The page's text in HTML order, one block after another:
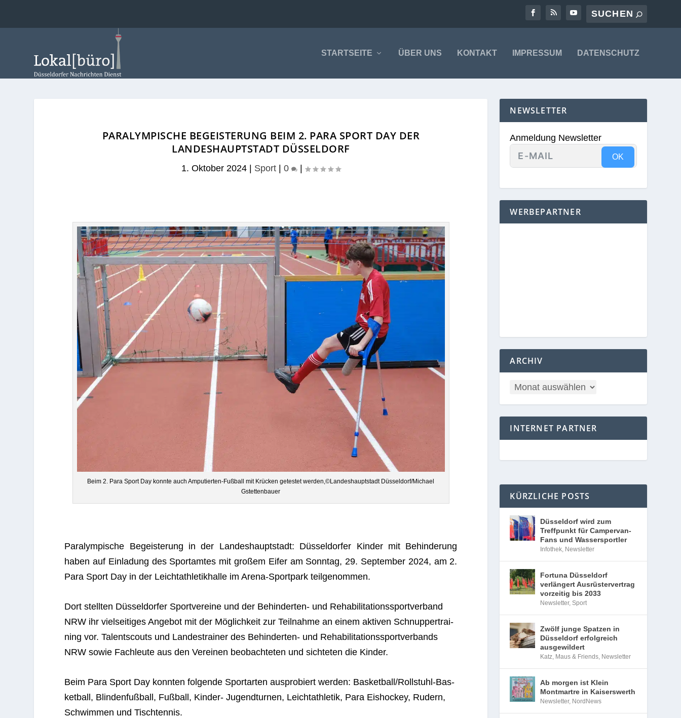
STARTSEITE ÜBER UNS KONTAKT IMPRESSUM DATENSCHUTZ
PARALYMPISCHE BEGEISTERUNG BEIM 2. PARA SPORT DAY DER
LANDESHAUPTSTADT DÜSSELDORF
1. Oktober 2024| Sport| 0 |
Beim 2. Para Sport Day konnte auch Ampu­tier­ten-Fuß­ball mit Krü­cken getes­tet werden,©Landeshauptstadt Düsseldorf/Michael
Gstettenbauer
Para­lym­pi­sche Begeis­te­rung in der Lan­des­haupt­stadt: Düs­sel­dor­fer Kin­der mit Behin­de­rung
haben auf Ein­la­dung des Sport­am­tes mit gro­ßem Eifer am Sonn­tag, 29. Sep­tem­ber 2024, am 2.
Para Sport Day in der Leicht­ath­le­tik­halle im Arena-Sport­park teilgenommen.
Dort stell­ten Düs­sel­dor­fer Sport­ver­eine und der Behin­der­ten- und Reha­bi­li­ta­ti­ons­sport­ver­band
NRW ihr viel­sei­ti­ges Ange­bot mit der Mög­lich­keit zur Teil­nahme an einem akti­ven Schnup­per­trai­
ning vor. Talent­scouts und Lan­des­trai­ner des Behin­der­ten- und Reha­bi­li­ta­ti­ons­sport­ver­bands
NRW sowie Fach­leute aus den Ver­ei­nen beob­ach­te­ten und sich­te­ten die Kinder.
Beim Para Sport Day konn­ten fol­gende Sport­ar­ten aus­pro­biert wer­den: Bas­ket­bal­l/Roll­stuhl-Bas­
ket­ball, Blin­den­fuß­ball, Fuß­ball, Kin­der- Jugend­tur­nen, Leicht­ath­le­tik, Para Eis­ho­ckey, Rudern,
Schwim­men und Tischtennis.
NEWSLETTER
Anmeldung Newsletter
OK
WERBEPARTNER
ARCHIV
INTERNET PARTNER
KÜRZLICHE POSTS
Düsseldorf wird zum
Treffpunkt für Campervan-
Fans und Wassersportler
Infothek, Newsletter
Fortuna Düsseldorf
verlängert Ausrüstervertrag
vorzeitig bis 2033
Newsletter,Sport
Zwölf junge Spatzen in
Düsseldorf erfolgreich
ausgewildert
Katz, Maus & Friends, Newsletter
Ab morgen ist Klein
Montmartre in Kaiserswerth
Newsletter, NordNews